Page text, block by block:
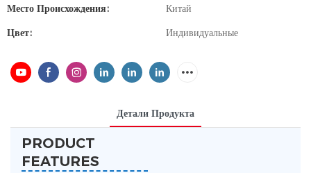
Место Происхождения:
Китай
Цвет: Индивидуальные
Детали Продукта
PRODUCT
FEATURES